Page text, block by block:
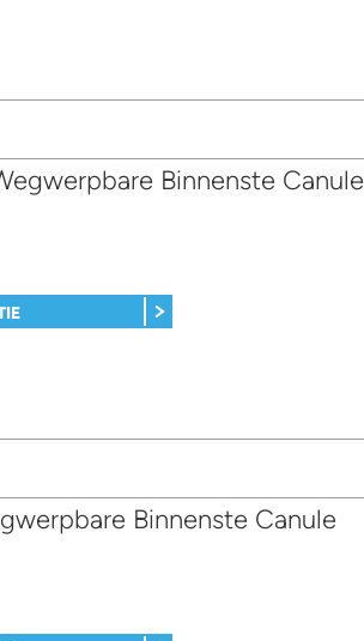
Binnenste Canule
Binnenste Canule